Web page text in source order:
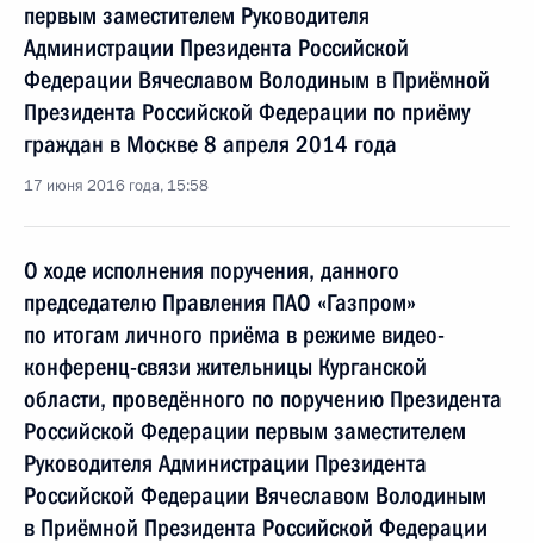
первым заместителем Руководителя
Администрации Президента Российской
Федерации Вячеславом Володиным в Приёмной
Президента Российской Федерации по приёму
граждан в Москве 8 апреля 2014 года
17 июня 2016 года, 15:58
О ходе исполнения поручения, данного
председателю Правления ПАО «Газпром»
по итогам личного приёма в режиме видео-
конференц-связи жительницы Курганской
области, проведённого по поручению Президента
Российской Федерации первым заместителем
Руководителя Администрации Президента
Российской Федерации Вячеславом Володиным
в Приёмной Президента Российской Федерации